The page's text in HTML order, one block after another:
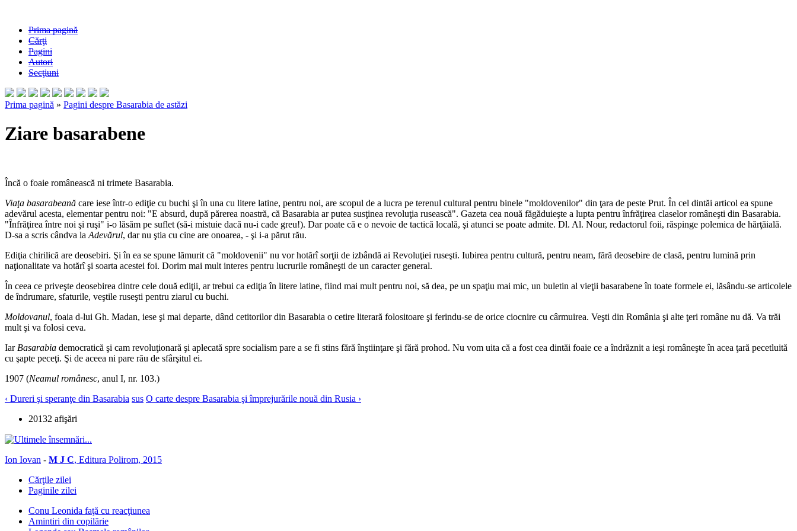
Prima pagină
Cărţi
Pagini
Autori
Secţiuni
Prima pagină » Pagini despre Basarabia de astăzi
Ziare basarabene
Încă o foaie românească ni trimete Basarabia.
Viaţa basarabeană care iese într-o ediţie cu buchi şi în una cu litere latine, pentru noi, are scopul de a lucra pe terenul cultural pentru binele "moldovenilor" din ţara de peste Prut. În cel dintăi articol ea spune
adevărul acesta, elementar pentru noi: "E absurd, după părerea noastră, că Basarabia ar putea susţinea revoluţia rusească". Gazeta cea nouă făgăduieşte a lupta pentru înfrăţirea claselor româneşti din Basarabia.
"Înfrăţirea între noi şi ruşi" i-o lăsăm pe suflet (să-i mistuie dacă nu-i cade greu!). Dar poate că e o nevoie de tactică locală, şi atunci se poate admite. Dl. Al. Nour, redactorul foii, răspinge polemica de hărţăială.
D-sa a scris cândva la Adevărul, dar nu ştia cu cine are onoarea, - şi i-a părut rău.
Ediţia chirilică are deosebiri. Şi în ea se spune lămurit că "moldovenii" nu vor hotărî sorţii de izbândă ai Revoluţiei ruseşti. Iubirea pentru cultură, pentru neam, fără deosebire de clasă, pentru lumină prin
naţionalitate va hotărî şi soarta acestei foi. Dorim mai mult interes pentru lucrurile româneşti de un caracter general.
În ceea ce priveşte deosebirea dintre cele două ediţii, ar trebui ca ediţia în litere latine, fiind mai mult pentru noi, să dea, pe un spaţiu mai mic, un buletin al vieţii basarabene în toate formele ei, lăsându-se articolele
de îndrumare, sfaturile, veştile ruseşti pentru ziarul cu buchi.
Moldovanul, foaia d-lui Gh. Madan, iese şi mai departe, dând cetitorilor din Basarabia o cetire literară folositoare şi ferindu-se de orice ciocnire cu cârmuirea. Veşti din România şi alte ţeri române nu dă. Va trăi
mult şi va folosi ceva.
Iar Basarabia democratică şi cam revoluţionară şi aplecată spre socialism pare a se fi stins fără înştiinţare şi fără prohod. Nu vom uita că a fost cea dintăi foaie ce a îndrăznit a ieşi româneşte în acea ţară pecetluită
cu şapte peceţi. Şi de aceea ni pare rău de sfârşitul ei.
1907 (Neamul românesc, anul I, nr. 103.)
‹ Dureri şi speranţe din Basarabia sus O carte despre Basarabia şi împrejurările nouă din Rusia ›
20132 afişări
Ion Iovan - M J C, Editura Polirom, 2015
Cărţile zilei
Paginile zilei
Conu Leonida faţă cu reacţiunea
Amintiri din copilărie